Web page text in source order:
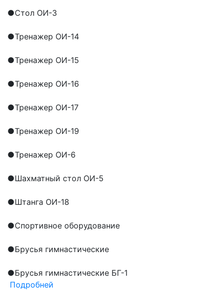
●Стол ОИ-3
●Тренажер ОИ-14
●Тренажер ОИ-15
●Тренажер ОИ-16
●Тренажер ОИ-17
●Тренажер ОИ-19
●Тренажер ОИ-6
●Шахматный стол ОИ-5
●Штанга ОИ-18
●Спортивное оборудование
●Брусья гимнастические
●Брусья гимнастические БГ-1
Подробней